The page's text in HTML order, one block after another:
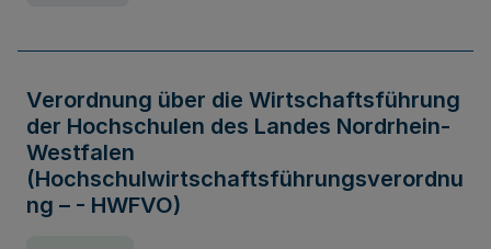
Verordnung über die Wirtschaftsführung
der Hochschulen des Landes Nordrhein-
Westfalen
(Hochschulwirtschaftsführungsverordnu
ng – - HWFVO)